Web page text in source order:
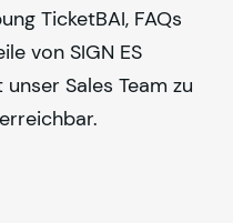
TicketBAI, FAQs
von SIGN ES
Sales Team zu